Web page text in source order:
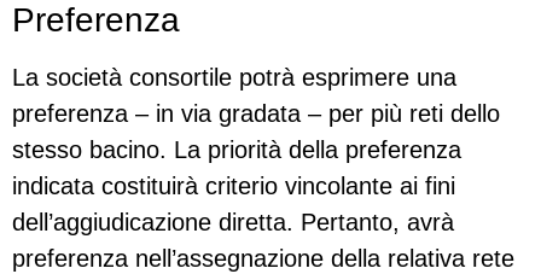
Preferenza
La società consortile potrà esprimere una
preferenza – in via gradata – per più reti dello
stesso bacino. La priorità della preferenza
indicata costituirà criterio vincolante ai fini
dell’aggiudicazione diretta. Pertanto, avrà
preferenza nell’assegnazione della relativa rete